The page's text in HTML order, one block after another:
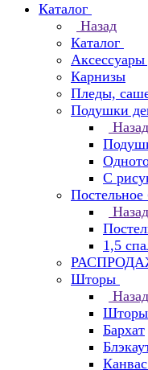
Каталог
Назад
Каталог
Карнизы
Пледы,
Подушки
Назад
С
Постельное
Назад
1,5
Шторы
Назад
Шторы
Бархат
Канвас